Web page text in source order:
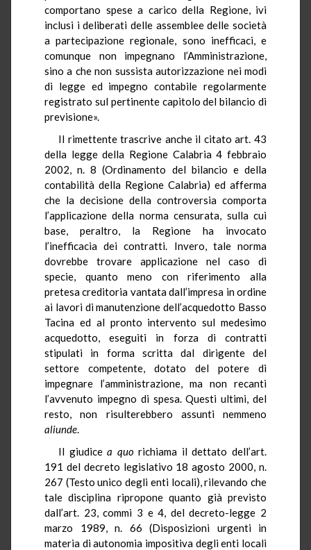
comportano spese a carico della Regione, ivi
inclusi i deliberati delle assemblee delle società
a partecipazione regionale, sono inefficaci, e
comunque non impegnano l’Amministrazione,
sino a che non sussista autorizzazione nei modi
di legge ed impegno contabile regolarmente
registrato sul pertinente capitolo del bilancio di
previsione».
Il rimettente trascrive anche il citato art. 43
della legge della Regione Calabria 4 febbraio
2002, n. 8 (Ordinamento del bilancio e della
contabilità della Regione Calabria) ed afferma
che la decisione della controversia comporta
l’applicazione della norma censurata, sulla cui
base, peraltro, la Regione ha invocato
l’inefficacia dei contratti. Invero, tale norma
dovrebbe trovare applicazione nel caso di
specie, quanto meno con riferimento alla
pretesa creditoria vantata dall’impresa in ordine
ai lavori di manutenzione dell’acquedotto Basso
Tacina ed al pronto intervento sul medesimo
acquedotto, eseguiti in forza di contratti
stipulati in forma scritta dal dirigente del
settore competente, dotato del potere di
impegnare l’amministrazione, ma non recanti
l’avvenuto impegno di spesa. Questi ultimi, del
resto, non risulterebbero assunti nemmeno
aliunde.
Il giudicea quorichiama il dettato dell’art.
191 del decreto legislativo 18 agosto 2000, n.
267 (Testo unico degli enti locali), rilevando che
tale disciplina ripropone quanto già previsto
dall’art. 23, commi 3 e 4, del decreto-legge 2
marzo 1989, n. 66 (Disposizioni urgenti in
materia di autonomia impositiva degli enti locali